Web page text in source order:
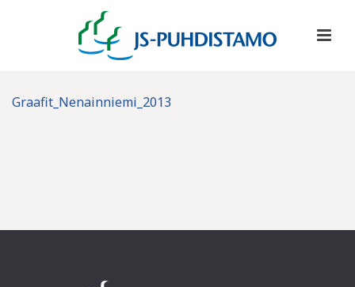
Graafit_Nenainniemi_2013